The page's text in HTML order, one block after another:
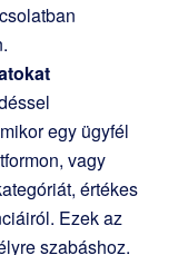
egy ügyfél
vagy
értékes
Ezek az
szabáshoz.